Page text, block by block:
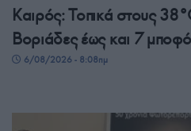
Καιρός: Τοπικά στους
Βοριάδες έως και 7
6/08/2026 - 8:08πμ